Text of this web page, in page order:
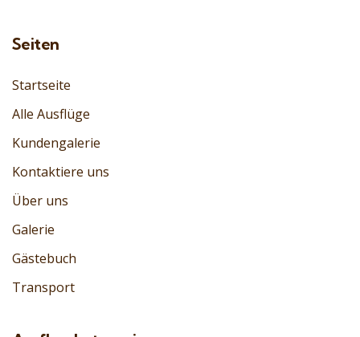
Seiten
Startseite
Alle Ausflüge
Kundengalerie
Kontaktiere uns
Über uns
Galerie
Gästebuch
Transport